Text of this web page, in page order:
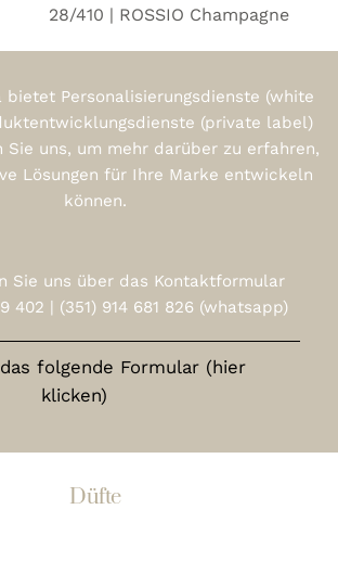
28/410 | ROSSIO Champagne
bietet Personalisierungsdienste (white
(private label)
Sie uns, um mehr darüber zu erfahren,
Lösungen für Ihre Marke entwickeln
können.
Sie uns über das Kontaktformular
402 | (351) 914 681 826 (whatsapp)
folgende Formular (hier
klicken)
Düfte